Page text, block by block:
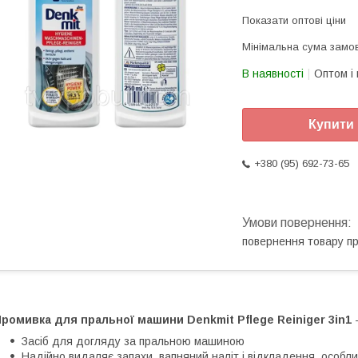
Показати оптові ціни
Мінімальна сума
В наявності Оптом і
Купити
+380 (95) 692-73-65
повернення товару
для пральної машини Denkmit Pflege Reiniger 3in1
Засіб для догляду за пральною машиною